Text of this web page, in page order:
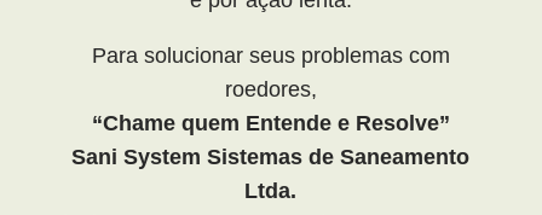
Para solucionar seus problemas com
roedores,
“Chame quem Entende e Resolve”
Sani System Sistemas de Saneamento
Ltda.